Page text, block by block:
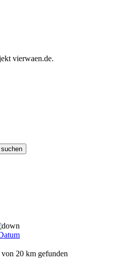
vierwaen.de.
20 km gefunden